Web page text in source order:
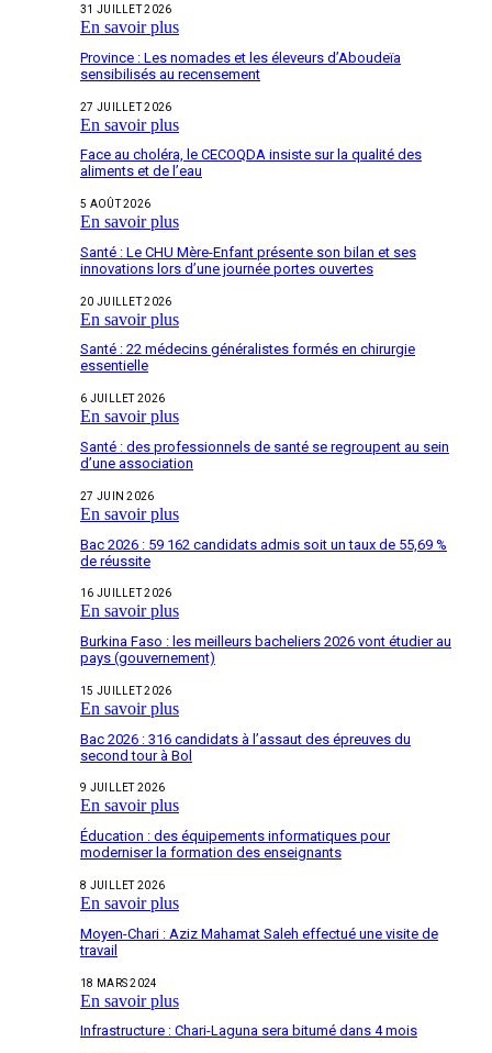
31 JUILLET 2026
En savoir plus
Province : Les nomades et les éleveurs d’Aboudeïa
sensibilisés au recensement
27 JUILLET 2026
En savoir plus
Face au choléra, le CECOQDA insiste sur la qualité des
aliments et de l’eau
5 AOÛT 2026
En savoir plus
Santé : Le CHU Mère-Enfant présente son bilan et ses
innovations lors d’une journée portes ouvertes
20 JUILLET 2026
En savoir plus
Santé : 22 médecins généralistes formés en chirurgie
essentielle
6 JUILLET 2026
En savoir plus
Santé : des professionnels de santé se regroupent au sein
d’une association
27 JUIN 2026
En savoir plus
Bac 2026 : 59 162 candidats admis soit un taux de 55,69 %
de réussite
16 JUILLET 2026
En savoir plus
Burkina Faso : les meilleurs bacheliers 2026 vont étudier au
pays (gouvernement)
15 JUILLET 2026
En savoir plus
Bac 2026 : 316 candidats à l’assaut des épreuves du
second tour à Bol
9 JUILLET 2026
En savoir plus
Éducation : des équipements informatiques pour
moderniser la formation des enseignants
8 JUILLET 2026
En savoir plus
Moyen-Chari : Aziz Mahamat Saleh effectué une visite de
travail
18 MARS 2024
En savoir plus
Infrastructure : Chari-Laguna sera bitumé dans 4 mois